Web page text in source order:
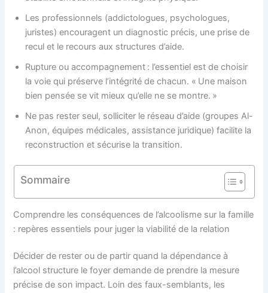
Les professionnels (addictologues, psychologues,
juristes) encouragent un diagnostic précis, une prise de
recul et le recours aux structures d’aide.
Rupture ou accompagnement : l’essentiel est de choisir
la voie qui préserve l’intégrité de chacun. « Une maison
bien pensée se vit mieux qu’elle ne se montre. »
Ne pas rester seul, solliciter le réseau d’aide (groupes Al-
Anon, équipes médicales, assistance juridique) facilite la
reconstruction et sécurise la transition.
Sommaire
Comprendre les conséquences de l’alcoolisme sur la famille
: repères essentiels pour juger la viabilité de la relation
Décider de rester ou de partir quand la dépendance à
l’alcool structure le foyer demande de prendre la mesure
précise de son impact. Loin des faux-semblants, les